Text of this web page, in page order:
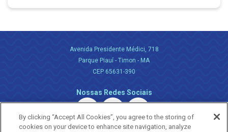
Avenida Presidente Médici, 718
Parque Piauí - Timon - MA
CEP 65631-390
Nossas Redes Sociais
By clicking “Accept All Cookies”, you agree to the storing of
cookies on your device to enhance site navigation, analyze